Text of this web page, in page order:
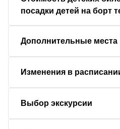
посадки детей на борт
Дополнительные места
Изменения в
Выбор экскурсии